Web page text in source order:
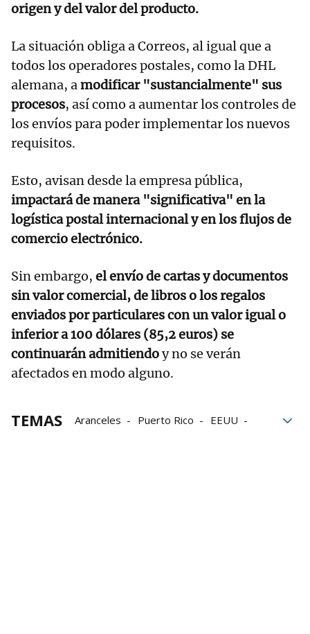
origen y del valor del producto.
La situación obliga a Correos, al igual que a
todos los operadores postales, como la DHL
alemana, amodificar "sustancialmente" sus
procesos, así como a aumentar los controles de
los envíos para poder implementar los nuevos
requisitos.
Esto, avisan desde la empresa pública,
impactará de manera "significativa" en la
logística postal internacional y en los flujos de
comercio electrónico.
Sin embargo, el envío de cartas y documentos
sin valor comercial, de libros o los regalos
enviados por particulares con un valor igual o
inferior a 100 dólares (85,2 euros) se
continuarán admitiendoy no se verán
afectados en modo alguno.
TEMAS Aranceles Puerto Rico
EEUU